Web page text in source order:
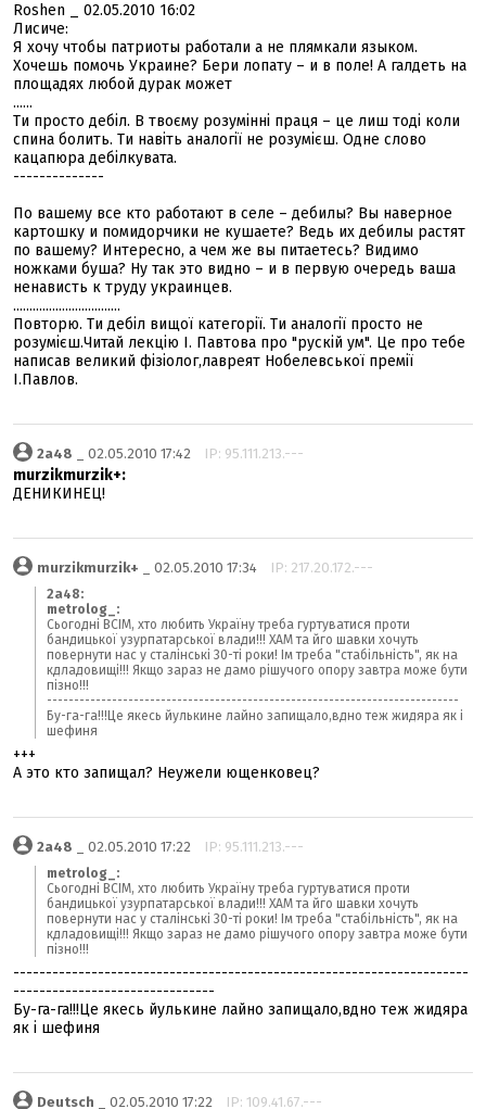
Roshen _ 02.05.2010 16:02
Лисиче:
Я хочу чтобы патриоты работали а не плямкали языком.
Хочешь помочь Украине? Бери лопату – и в поле! А галдеть на
площадях любой дурак может
......
Ти просто дебіл. В твоєму розумінні праця – це лиш тоді коли
спина болить. Ти навіть аналогії не розумієш. Одне слово
кацапюра дебілкувата.
--------------
По вашему все кто работают в селе – дебилы? Вы наверное
картошку и помидорчики не кушаете? Ведь их дебилы растят
по вашему? Интересно, а чем же вы питаетесь? Видимо
ножками буша? Ну так это видно – и в первую очередь ваша
ненависть к труду украинцев.
.................................
Повторю. Ти дебіл вищої категорії. Ти аналогії просто не
розумієш.Читай лекцію І. Павтова про "рускій ум". Це про тебе
написав великий фізіолог,лавреят Нобелевської премії
І.Павлов.
2a48 _ 02.05.2010 17:42 IP: 95.111.213.---
murzikmurzik+:
ДЕНИКИНЕЦ!
murzikmurzik+ _ 02.05.2010 17:34 IP: 217.20.172.---
2a48:
metrolog_:
Сьогодні ВСІМ, хто любить Україну треба гуртуватися проти
бандицької узурпатарської влади!!! ХАМ та йго шавки хочуть
повернути нас у сталінські 30-ті роки! Ім треба "стабільність", як на
кдладовищі!!! Якщо зараз не дамо рішучого опору завтра може бути
пізно!!!
----------------------------------------------------------------------------
Бу-га-га!!!Це якесь йулькине лайно запищало,вдно теж жидяра як і
шефиня
+++
А это кто запищал? Неужели ющенковец?
2a48 _ 02.05.2010 17:22 IP: 95.111.213.---
metrolog_:
Сьогодні ВСІМ, хто любить Україну треба гуртуватися проти
бандицької узурпатарської влади!!! ХАМ та йго шавки хочуть
повернути нас у сталінські 30-ті роки! Ім треба "стабільність", як на
кдладовищі!!! Якщо зараз не дамо рішучого опору завтра може бути
пізно!!!
----------------------------------------------------------------------
-------------------------------
Бу-га-га!!!Це якесь йулькине лайно запищало,вдно теж жидяра
як і шефиня
Deutsch _ 02.05.2010 17:22 IP: 109.41.67.---